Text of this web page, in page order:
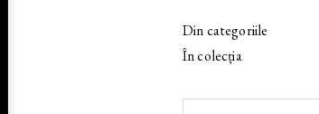
Din categoriile
În colecția